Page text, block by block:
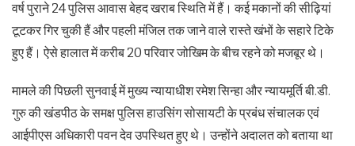
वर्ष पुराने 24 पुलिस आवास बेहद खराब स्थिति में हैं। कई मकानों की सीढ़ियां
टूटकर गिर चुकी हैं और पहली मंजिल तक जाने वाले रास्ते खंभों के सहारे टिके
हुए हैं। ऐसे हालात में करीब 20 परिवार जोखिम के बीच रहने को मजबूर थे।
मामले की पिछली सुनवाई में मुख्य न्यायाधीश रमेश सिन्हा और न्यायमूर्ति बी.डी.
गुरु की खंडपीठ के समक्ष पुलिस हाउसिंग सोसायटी के प्रबंध संचालक एवं
आईपीएस अधिकारी पवन देव उपस्थित हुए थे। उन्होंने अदालत को बताया था